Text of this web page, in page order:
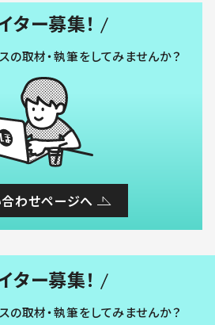
ター募集！
の取材・執筆をしてみませんか？
わせページへ
ター募集！
の取材・執筆をしてみませんか？